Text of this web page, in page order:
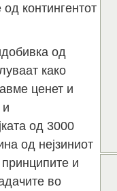
контингентот
од
како
ценет и
и
од 3000
од нејзиниот
и
во